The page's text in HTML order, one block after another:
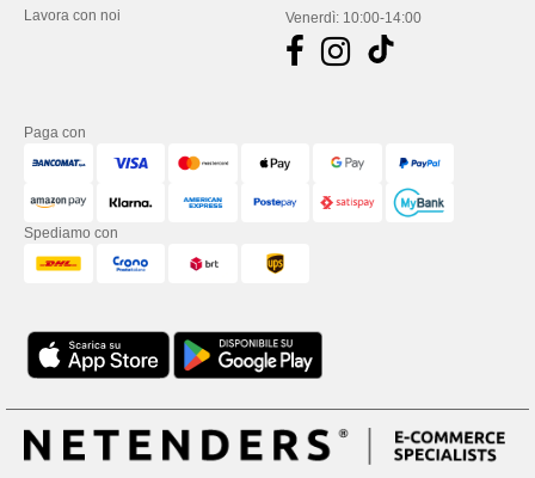
Lavora con noi
Venerdì: 10:00-14:00
Paga con
Spediamo con